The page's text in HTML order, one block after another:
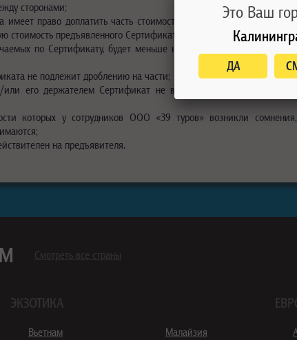
сторонами;
право доплатить часть стоимости покупаемых
стоимость предъявленного Сертификата;
по Сертификату, будет меньше номинальной стоимости
не подлежит дроблению на части;
его держателем Сертификат не восстанавливается. Копии
которых у сотрудников ООО «39 туров» возникли
на предъявителя.
Смотреть все страны
ЭКЗОТИКА
Вьетнам
Малайзия
Это Ваш
ДА